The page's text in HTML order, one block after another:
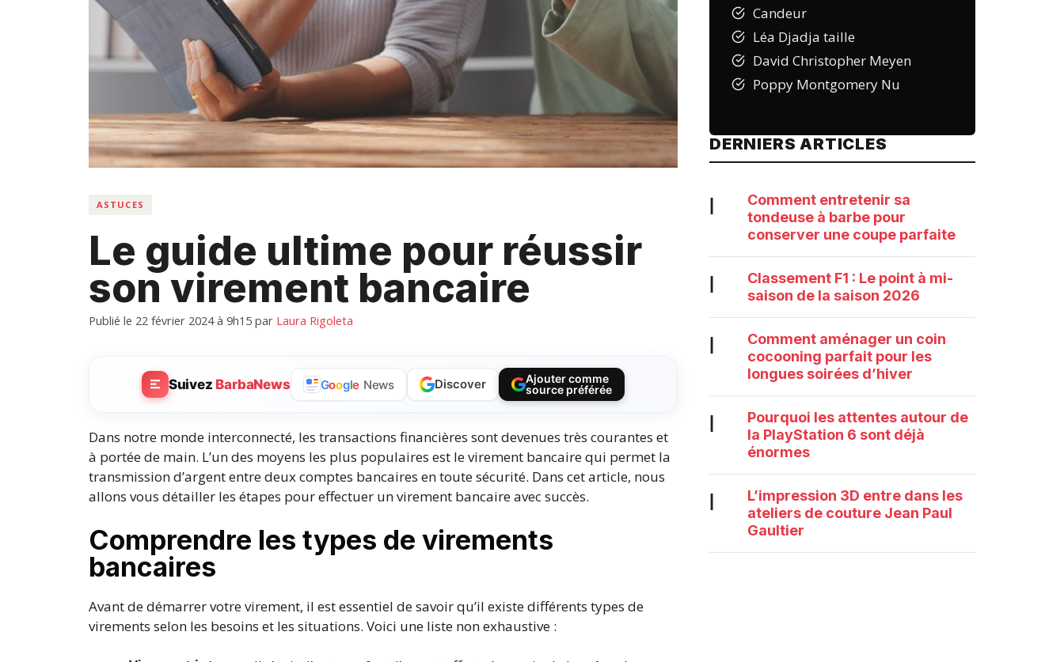
ASTUCES
Le guide ultime pour réussir
son virement bancaire
Publié le 22 février 2024 à 9h15 par Laura Rigoleta
Suivez BarbaNews Google News Discover
Ajouter comme
source préférée
Dans notre monde interconnecté, les transactions financières sont devenues très courantes et
à portée de main. L’un des moyens les plus populaires est le virement bancaire qui permet la
transmission d’argent entre deux comptes bancaires en toute sécurité. Dans cet article, nous
allons vous détailler les étapes pour effectuer un virement bancaire avec succès.
Comprendre les types de virements
bancaires
Avant de démarrer votre virement, il est essentiel de savoir qu’il existe différents types de
virements selon les besoins et les situations. Voici une liste non exhaustive :
Candeur
Léa Djadja taille
David Christopher Meyen
Poppy Montgomery Nu
DERNIERS ARTICLES
|
Comment entretenir sa
tondeuse à barbe pour
conserver une coupe parfaite
|
Classement F1 : Le point à mi-
saison de la saison 2026
|
Comment aménager un coin
cocooning parfait pour les
longues soirées d’hiver
|
Pourquoi les attentes autour de
la PlayStation 6 sont déjà
énormes
|
L’impression 3D entre dans les
ateliers de couture Jean Paul
Gaultier